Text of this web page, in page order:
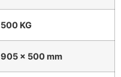
500 KG
905 x 500 mm